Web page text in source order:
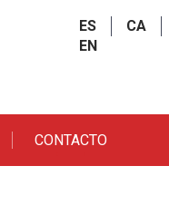
ES CA
EN
CONTACTO